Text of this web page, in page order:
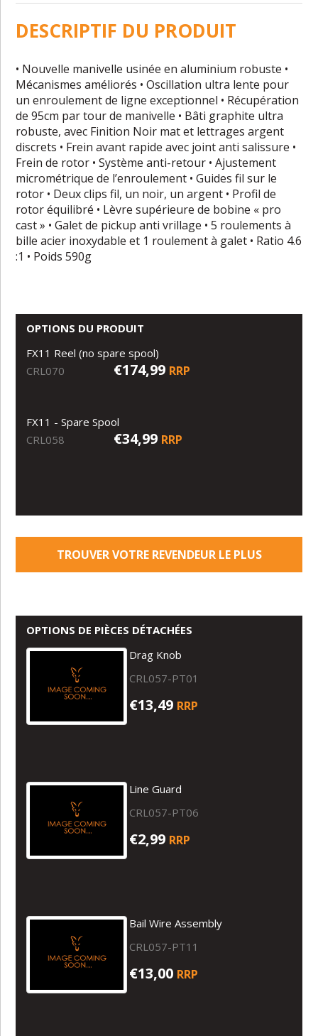
DESCRIPTIF DU PRODUIT
• Nouvelle manivelle usinée en aluminium robuste •
Mécanismes améliorés • Oscillation ultra lente pour
un enroulement de ligne exceptionnel • Récupération
de 95cm par tour de manivelle • Bâti graphite ultra
robuste, avec Finition Noir mat et lettrages argent
discrets • Frein avant rapide avec joint anti salissure •
Frein de rotor • Système anti-retour • Ajustement
micrométrique de l’enroulement • Guides fil sur le
rotor • Deux clips fil, un noir, un argent • Profil de
rotor équilibré • Lèvre supérieure de bobine « pro
cast » • Galet de pickup anti vrillage • 5 roulements à
bille acier inoxydable et 1 roulement à galet • Ratio 4.6
:1 • Poids 590g
OPTIONS DU PRODUIT
FX11 Reel (no spare spool)
CRL070
€174,99 RRP
FX11 - Spare Spool
CRL058
€34,99 RRP
TROUVER VOTRE REVENDEUR LE PLUS
OPTIONS DE PIÈCES DÉTACHÉES
Drag Knob
CRL057-PT01
€13,49 RRP
Line Guard
CRL057-PT06
€2,99 RRP
Bail Wire Assembly
CRL057-PT11
€13,00 RRP